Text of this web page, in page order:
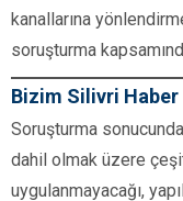
kanallarına
soruşturma
Bizim Silivri Haber
Soruşturma
dahil olmak üzere
uygulanmayacağı,